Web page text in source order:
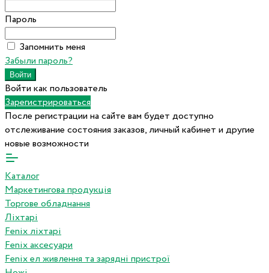
Пароль
Запомнить меня
Забыли пароль?
Войти как пользователь
Зарегистрироваться
После регистрации на сайте вам будет доступно
отслеживание состояния заказов, личный кабинет и другие
новые возможности
Каталог
Маркетингова продукція
Торгове обладнання
Ліхтарі
Fenix ліхтарі
Fenix аксесуари
Fenix ел живлення та зарядні пристрої